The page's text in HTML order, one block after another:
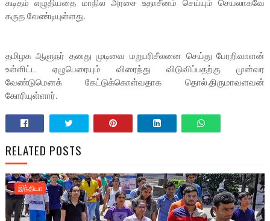
கடிதம் எழுதியதை மாநில அரசை உதாசீனம் செய்யும் செயலாகவே
கருத வேண்டியுள்ளது.
தமிழக ஆளுநர் தனது முடிவை மறுபரிசீலனை செய்து பேரறிவாளன்
உள்ளிட்ட ஏழுபெரையும் விரைந்து விடுவிப்பதற்கு முன்வர
வேண்டுமெனக் கேட்டுக்கொள்வதாக தொல்.திருமாவளவன்
கோரியுள்ளார்.
RELATED POSTS
இந்தியா